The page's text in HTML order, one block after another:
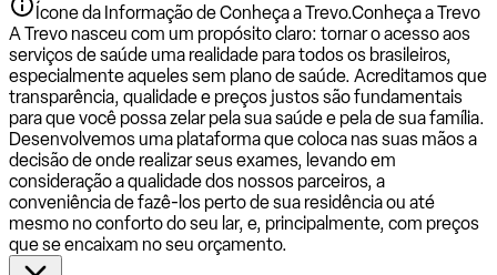
Ícone da Informação de Conheça a Trevo.Conheça a Trevo
A Trevo nasceu com um propósito claro: tornar o acesso aos
serviços de saúde uma realidade para todos os brasileiros,
especialmente aqueles sem plano de saúde. Acreditamos que
transparência, qualidade e preços justos são fundamentais
para que você possa zelar pela sua saúde e pela de sua família.
Desenvolvemos uma plataforma que coloca nas suas mãos a
decisão de onde realizar seus exames, levando em
consideração a qualidade dos nossos parceiros, a
conveniência de fazê-los perto de sua residência ou até
mesmo no conforto do seu lar, e, principalmente, com preços
que se encaixam no seu orçamento.